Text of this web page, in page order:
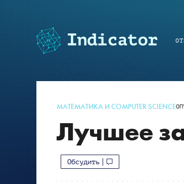
МАТЕМАТИКА И COMPUTER SCIENCE
Лучшее
Обсудить